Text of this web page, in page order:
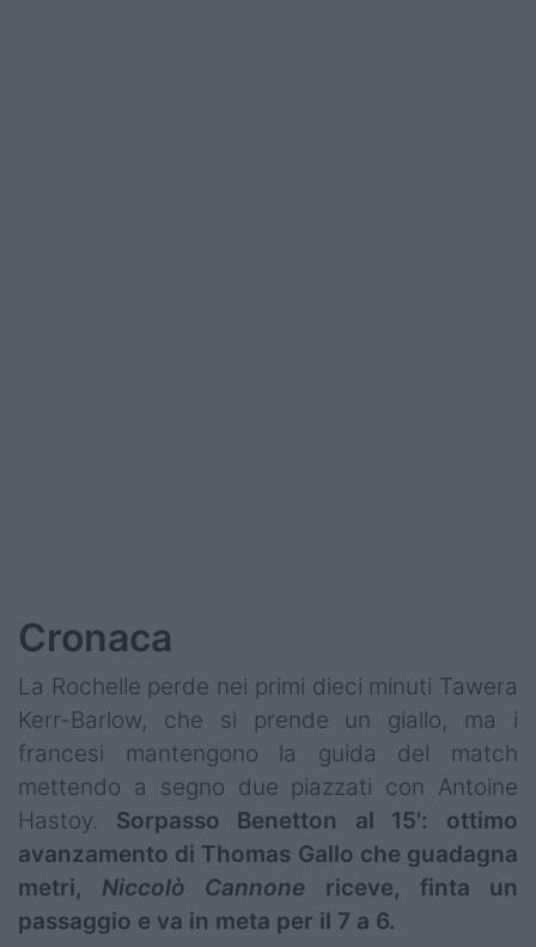
Cronaca
La Rochelle perde nei primi dieci minuti Tawera
Kerr-Barlow, che si prende un giallo, ma i
francesi mantengono la guida del match
mettendo a segno due piazzati con Antoine
Hastoy. Sorpasso Benetton al 15': ottimo
avanzamento di Thomas Gallo che guadagna
metri, Niccolò Cannone riceve, finta un
passaggio e va in meta per il 7 a 6.